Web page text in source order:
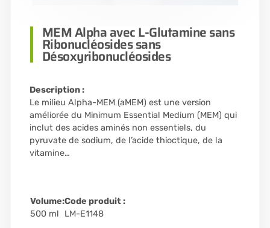
MEM Alpha avec L-Glutamine sans
Ribonucléosides sans
Désoxyribonucléosides
Description :
Le milieu Alpha-MEM (aMEM) est une version
améliorée du Minimum Essential Medium (MEM) qui
inclut des acides aminés non essentiels, du
pyruvate de sodium, de l’acide thioctique, de la
vitamine…
Volume:
500 ml
Code produit :
LM-E1148